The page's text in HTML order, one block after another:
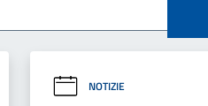
NOTIZIE